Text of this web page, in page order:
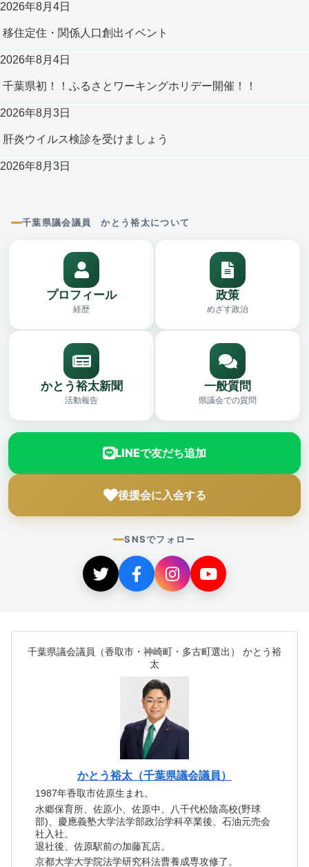
2026年8月4日
移住定住・関係人口創出イベント
2026年8月4日
千葉県初！！ふるさとワーキングホリデー開催！！
2026年8月3日
肝炎ウイルス検診を受けましょう
2026年8月3日
千葉県議会議員 かとう裕太について
プロフィール
経歴
政策
めざす政治
かとう裕太新聞
活動報告
一般質問
県議会での質問
LINEで友だち追加
後援会に入会する
SNSでフォロー
千葉県議会議員（香取市・神崎町・多古町選出） かとう裕
太
かとう裕太（千葉県議会議員）
1987年香取市佐原生まれ。
水郷保育所、佐原小、佐原中、八千代松陰高校(野球
部)、慶應義塾大学法学部政治学科卒業後、石油元売会
社入社。
退社後、佐原駅前の加藤瓦店。
京都大学大学院法学研究科法曹養成専攻修了。